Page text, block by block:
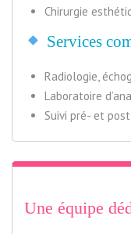
Chirurgie
Services
Radiologie,
Laboratoire
Suivi pré- et
Une équipe